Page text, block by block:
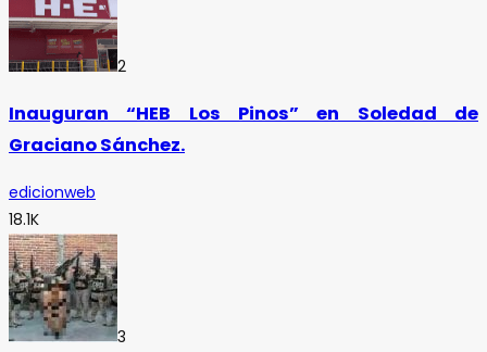
2
Inauguran “HEB Los Pinos” en Soledad de
Graciano Sánchez.
edicionweb
18.1K
3